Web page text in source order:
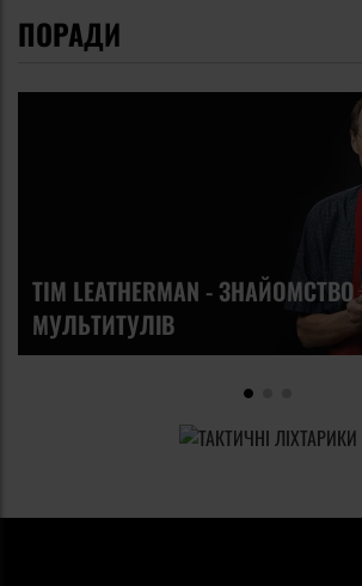
себе!
ПОРАДИ
TIM LEATHERMAN -
МУЛЬТИТУЛІВ